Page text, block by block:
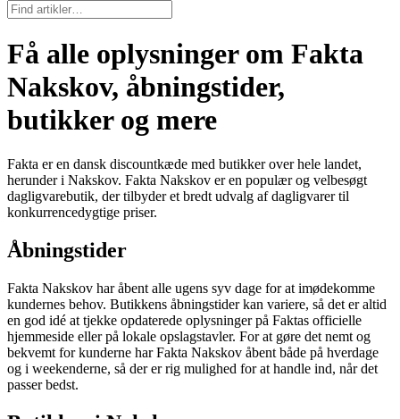
Få alle oplysninger om Fakta
Nakskov, åbningstider,
butikker og mere
Fakta er en dansk discountkæde med butikker over hele landet,
herunder i Nakskov. Fakta Nakskov er en populær og velbesøgt
dagligvarebutik, der tilbyder et bredt udvalg af dagligvarer til
konkurrencedygtige priser.
Åbningstider
Fakta Nakskov har åbent alle ugens syv dage for at imødekomme
kundernes behov. Butikkens åbningstider kan variere, så det er altid
en god idé at tjekke opdaterede oplysninger på Faktas officielle
hjemmeside eller på lokale opslagstavler. For at gøre det nemt og
bekvemt for kunderne har Fakta Nakskov åbent både på hverdage
og i weekenderne, så der er rig mulighed for at handle ind, når det
passer bedst.